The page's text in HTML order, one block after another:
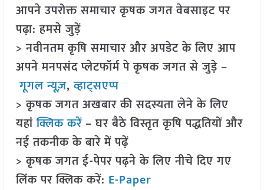
आपने उपरोक्त समाचार कृषक जगत वेबसाइट पर
पढ़ा: हमसे जुड़ें
> नवीनतम कृषि समाचार और अपडेट के लिए आप
अपने मनपसंद प्लेटफॉर्म पे कृषक जगत से जुड़े –
गूगल न्यूज़,व्हाट्सएप्प
> कृषक जगत अखबार की सदस्यता लेने के लिए
यहांक्लिक करें– घर बैठे विस्तृत कृषि पद्धतियों और
नई तकनीक के बारे में पढ़ें
> कृषक जगत ई-पेपर पढ़ने के लिए नीचे दिए गए
लिंक पर क्लिक करें: E-Paper